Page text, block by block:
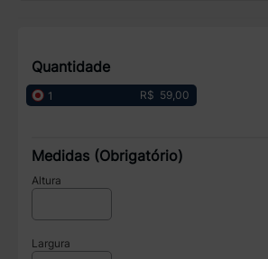
Quantidade
1 R$ 59,00
Medidas (Obrigatório)
Altura
Largura